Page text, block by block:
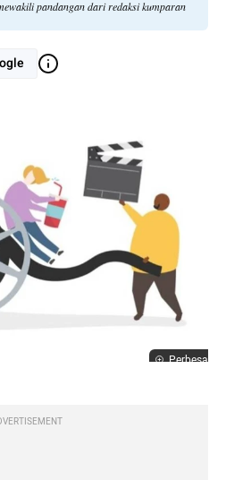
pandangan dari redaksi kumparan
Perbesar